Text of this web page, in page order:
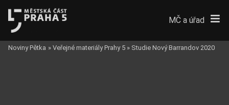
MČ a úřad
Noviny Pětka » Veřejné materiály Prahy 5 » Studie Nový Barrandov 2020